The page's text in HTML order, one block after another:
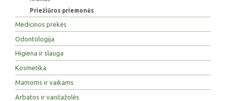
Priežiūros priemonės
Medicinos prekės
Odontologija
Higiena ir slauga
Kosmetika
Mamoms ir vaikams
Arbatos ir vaistažolės